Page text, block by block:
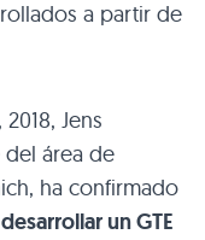
a partir de
Jens
área de
ha confirmado
un GTE